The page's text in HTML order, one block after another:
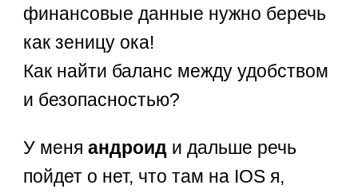
финансовые данные нужно беречь
как зеницу ока!
Как найти баланс между удобством
и безопасностью?
У меняандроид и дальше речь
пойдет о нет, что там на IOS я,